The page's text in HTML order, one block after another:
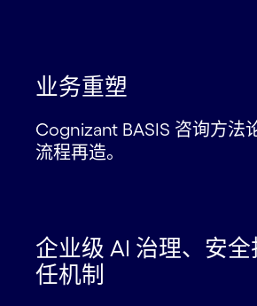
业务重塑
Cognizant BASIS 咨询方法
流程再造。
企业级 AI 治理、安
任机制